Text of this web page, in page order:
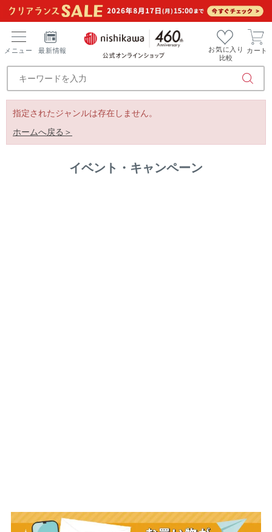
メニュー 最新情報
お気に入り
比較
カート
指定されたジャンルは存在しません。
ホームへ戻る＞
イベント・キャンペーン